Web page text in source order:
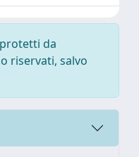
da
riservati, salvo